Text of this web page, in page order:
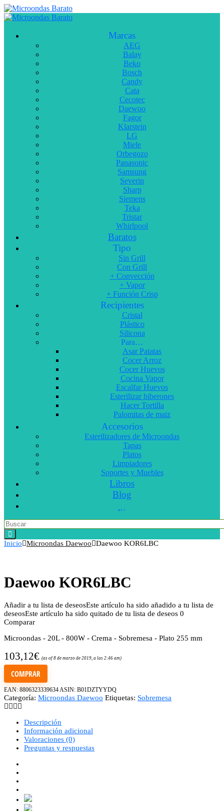
Marcas
AEG
Balay
Beko
Bosch
Candy
Cata
Cecotec
Daewoo
Fagor
Klarstein
LG
Miele
Orbegozo
Panasonic
Samsung
Severin
Sharp
Siemens
Teka
Tristar
Whirlpool
Baratos
Tipo
Sin Grill
Con Grill
+ Convección
+ Vapor
+ Función Crisp
Recipientes
Cristal
Plástico
Silicona
Para…
Asar Patatas
Cocer Arroz
Cocer Huevos
Cocina Vapor
Escalfar Huevos
Esterilizar biberones
Hacer Tortilla
Palomitas de maiz
Accesorios
Esterilizadores de Microondas
Tapas
Platos
Limpiadores
Soportes y Muebles
Libros
Blog
Inicio Microondas Daewoo Daewoo KOR6LBC
Daewoo KOR6LBC
Añadir a tu lista de deseosEste artículo ha sido añadido a tu lista de
deseosEste artículo ha sido quitado de tu lista de deseos 0
Comparar
Microondas - 20L - 800W - Crema - Sobremesa - Plato 255 mm
103,12€ (as of 8 de marzo de 2019, a las 2:46 am)
COMPRAR
EAN: 8806323339634ASIN: B01DZTYYDQ
Categoría: Microondas Daewoo Etiquetas: Sobremesa
Descripción
Información adicional
Valoraciones (0)
Preguntas y respuestas